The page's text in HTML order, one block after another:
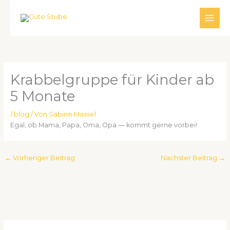
Krab­bel­grup­pe für Kin­der ab
5 Mona­te
/ blog / Von Sabine Massel
Egal, ob Mama, Papa, Oma, Opa — kommt ger­ne vor­bei!
← Vorheriger Beitrag Nächster Beitrag →